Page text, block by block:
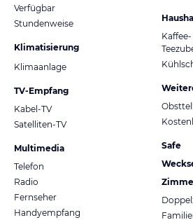
Verfügbar
Stundenweise
Klimatisierung
Klimaanlage
TV-Empfang
Kabel-TV
Satelliten-TV
Multimedia
Telefon
Radio
Fernseher
Handyempfang
Safe